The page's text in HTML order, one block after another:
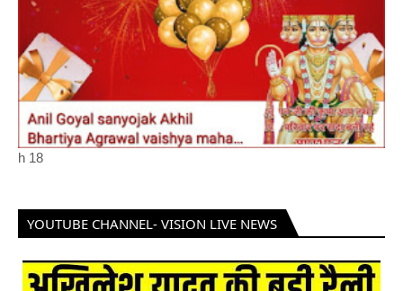
h18
YOUTUBE CHANNEL- VISION LIVE NEWS